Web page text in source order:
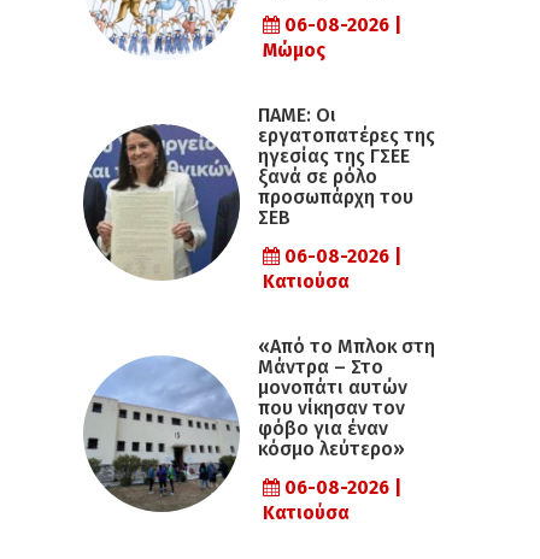
06-08-2026 |
Μώμος
ΠΑΜΕ: Οι
εργατοπατέρες της
ηγεσίας της ΓΣΕΕ
ξανά σε ρόλο
προσωπάρχη του
ΣΕΒ
06-08-2026 |
Κατιούσα
«Από το Μπλοκ στη
Μάντρα – Στο
μονοπάτι αυτών
που νίκησαν τον
φόβο για έναν
κόσμο λεύτερο»
06-08-2026 |
Κατιούσα